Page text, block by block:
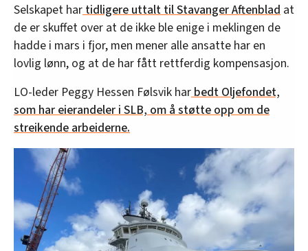
Selskapet har tidligere uttalt til Stavanger Aftenblad at
de er skuffet over at de ikke ble enige i meklingen de
hadde i mars i fjor, men mener alle ansatte har en
lovlig lønn, og at de har fått rettferdig kompensasjon.
LO-leder Peggy Hessen Følsvik har bedt Oljefondet,
som har eierandeler i SLB, om å støtte opp om de
streikende arbeiderne.